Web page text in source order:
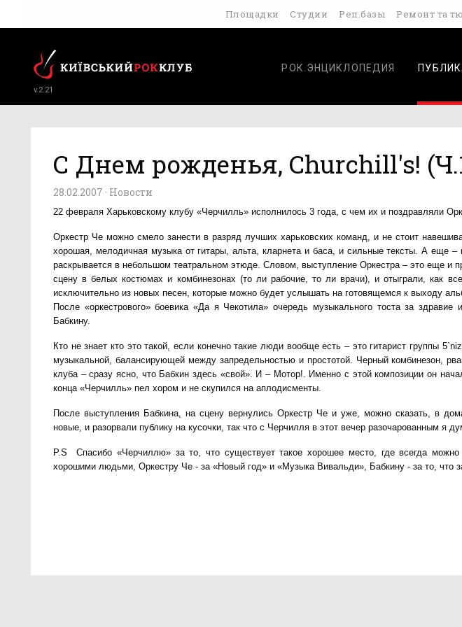
Площадки Студии Реп.базы Ремонт та
v.2.21
РОК.ЭНЦИКЛОПЕДИЯ
С Днем рожденья, Churchill's!
28.02.2007 · Новости
22 февраля Харьковскому клубу «Черчилль» исполнилось 3 года, с чем их и поздравляли
Оркестр Че можно смело занести в разряд лучших харьковских команд, и не стоит
хорошая, мелодичная музыка от гитары, альта, кларнета и баса, и сильные тексты. А еще
раскрывается в небольшом театральном этюде. Словом, выступление Оркестра – это еще и
сцену в белых костюмах и комбинезонах (то ли рабочие, то ли врачи), и отыграли, как
исключительно из новых песен, которые можно будет услышать на готовящемся к выходу
После «оркестрового» боевика«Да я Чекотила» очередь музыкального тоста за
Бабкину.
Кто не знает кто это такой, если конечно такие люди вообще есть – это гитарист группы 5`
музыкальной, балансирующей между запредельностью и простотой. Черный комбинезон,
клуба – сразу ясно, что Бабкин здесь «свой». И – Мотор!. Именно с этой композиции он
конца «Черчилль» пел хором и не скупился на аплодисменты.
После выступления Бабкина, на сцену вернулись Оркестр Че и уже, можно сказать, в
новые, и разорвали публику на кусочки, так что с Черчилля в этот вечер разочарованным я
P.S
Спасибо «Черчиллю» за то, что существует такое хорошее место, где всегда
хорошими людьми, Оркестру Че - за «Новый год» и «Музыка Вивальди», Бабкину - за то, что